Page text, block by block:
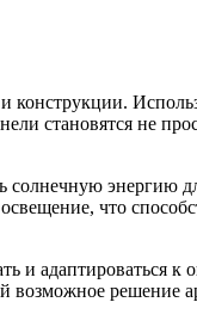
конструкции.
становятся не
солнечную
что
и адаптироваться
возможное решение